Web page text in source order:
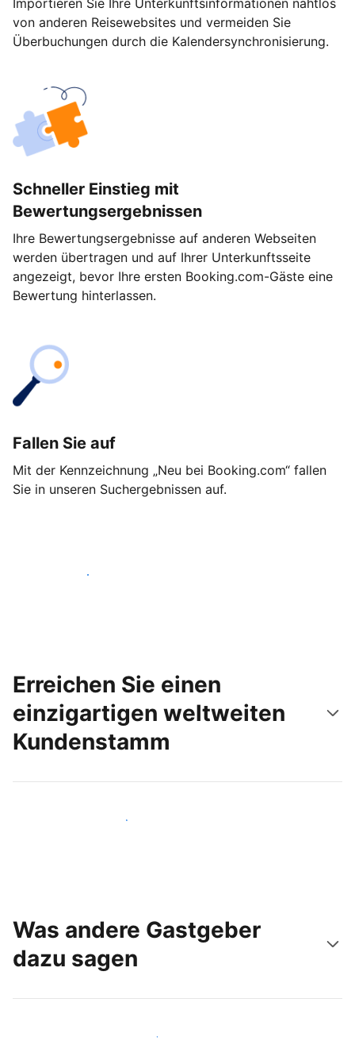
Importieren Sie Ihre Unterkunftsinformationen nahtlos
von anderen Reisewebsites und vermeiden Sie
Überbuchungen durch die Kalendersynchronisierung.
Schneller Einstieg mit
Bewertungsergebnissen
Ihre Bewertungsergebnisse auf anderen Webseiten
werden übertragen und auf Ihrer Unterkunftsseite
angezeigt, bevor Ihre ersten Booking.com-Gäste eine
Bewertung hinterlassen.
Fallen Sie auf
Mit der Kennzeichnung „Neu bei Booking.com“ fallen
Sie in unseren Suchergebnissen auf.
Noch heute loslegen
Erreichen Sie einen
einzigartigen weltweiten
Kundenstamm
Noch heute neue Gäste erreichen
Was andere Gastgeber
dazu sagen
Schließen Sie sich Gastgebern wie Ihnen an